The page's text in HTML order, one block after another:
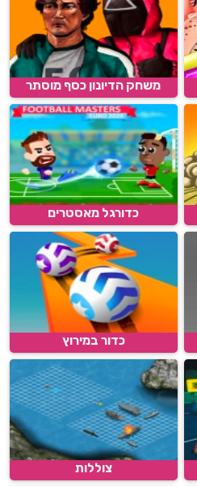
משחק הדיונון כסף מוסתר
כדורגל מאסטרים
כדור במירוץ
צוללות